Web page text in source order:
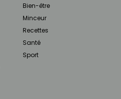
Bien-être
Minceur
Recettes
Santé
Sport